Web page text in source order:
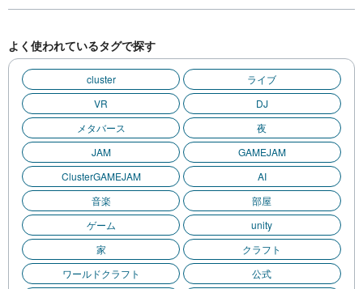
よく使われているタグで探す
cluster
ライブ
VR
DJ
メタバース
夜
JAM
GAMEJAM
ClusterGAMEJAM
AI
音楽
部屋
ゲーム
unity
家
クラフト
ワールドクラフト
公式